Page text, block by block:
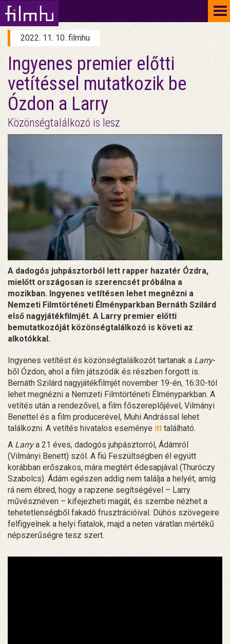
2022. 11. 10. filmhu
Ingyenes premier előtti
vetítéssel mutatkozik be
Ózdon a Larry
Közönségtalálkozó is lesz
A dadogós juhpásztorból lett rapper hazatér Ózdra,
mielőtt országosan is szerencsét próbálna a
mozikban. Ingyenes vetítésen lehet megnézni a
Nemzeti Filmtörténeti Élményparkban Bernáth Szilárd
első nagyjátékfilmjét. A Larry premier előtti
bemutatkozóját közönségtalálkozó is követi az
alkotókkal.
Ingyenes vetítést és közönségtalálkozót tartanak a Larry-
ből Ózdon, ahol a film játszódik és részben forgott is.
Bernáth Szilárd nagyjátékfilmjét november 19-én, 16:30-tól
lehet megnézni a Nemzeti Filmtörténeti Élményparkban. A
vetítés után a rendezővel, a film főszereplőjével, Vilmányi
Benettel és a film producerével, Muhi Andrással lehet
találkozni. A vetítés hivatalos eseménye itt található.
A Larrya 21 éves, dadogós juhpásztorról, Ádámról
(Vilmányi Benett) szól. A fiú Feszültségben él együtt
korábban erőszakos, mára megtért édesapjával (Thuróczy
Szabolcs). Ádám egészen addig nem találja a helyét, amíg
rá nem ébred, hogy a rapzene segítségével – Larry
művésznéven – kifejezheti magát, és szembe nézhet a
tehetetlenségből fakadó frusztrációival. Dühös szövegeire
felfigyelnek a helyi fiatalok, majd a neten váratlan mértékű
népszerűségre tesz szert.